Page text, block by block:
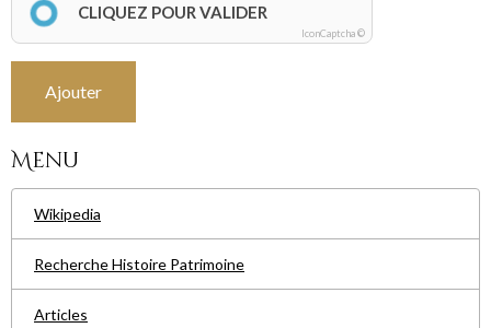
CLIQUEZ POUR VALIDER
IconCaptcha ©
Ajouter
Menu
Wikipedia
Recherche Histoire Patrimoine
Articles